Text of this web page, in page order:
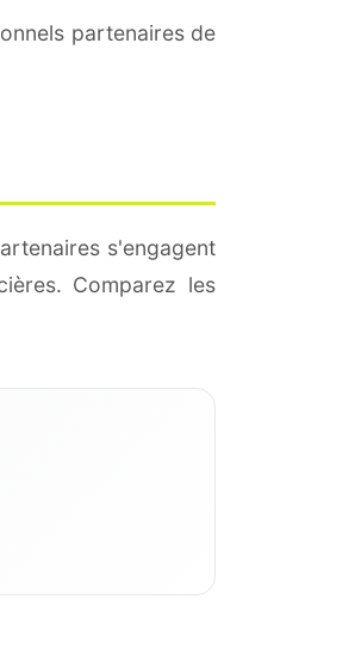
partenaires de
s'engagent
Comparez les